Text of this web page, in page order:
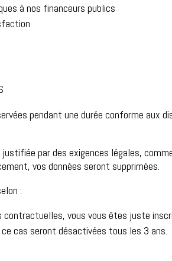
à nos financeurs publics
pendant une durée conforme
par des exigences légales,
vos données seront supprimées.
:
contractuelles, vous vous êtes juste
cas seront désactivées tous les 3 ans.